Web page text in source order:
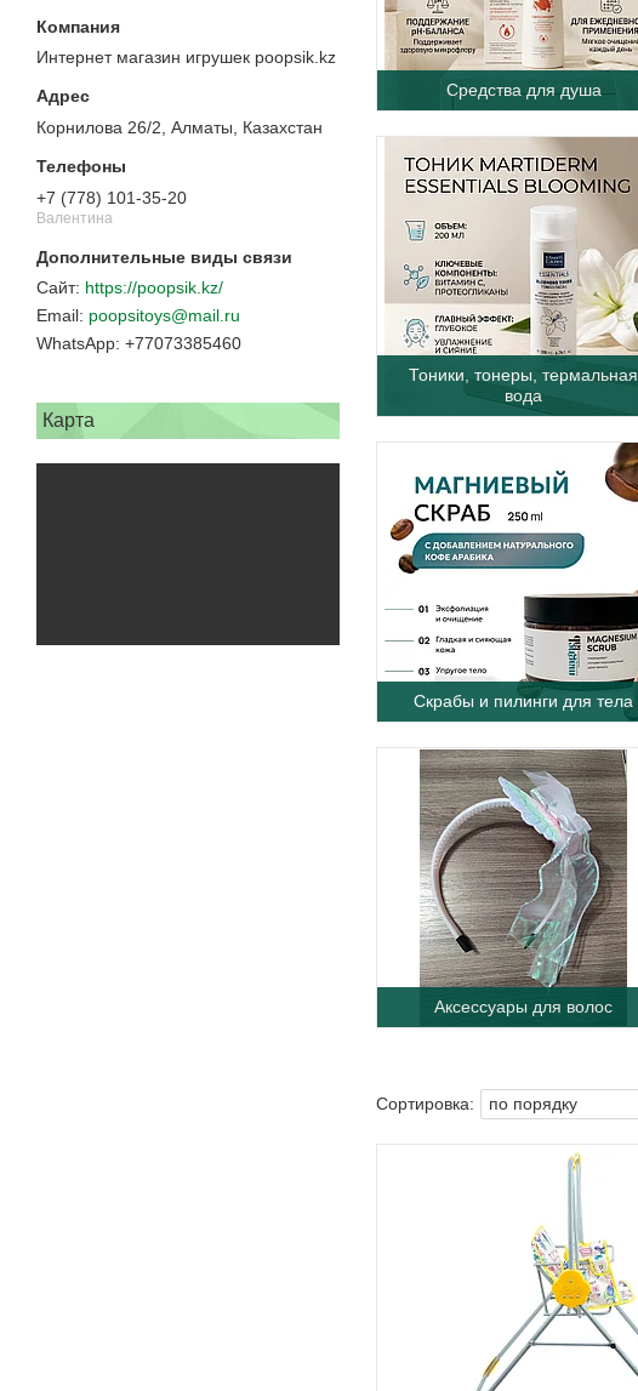
Интернет магазин игрушек poopsik.kz
Корнилова 26/2, Алматы, Казахстан
+7 (778) 101-35-20
Валентина
https://poopsik.kz/
poopsitoys@mail.ru
+77073385460
Карта
Средства для душа
Тоники, тонеры, термальная
вода
Скрабы и пилинги для тела
Аксессуары для волос